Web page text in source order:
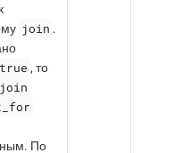
join .
, то
join
По